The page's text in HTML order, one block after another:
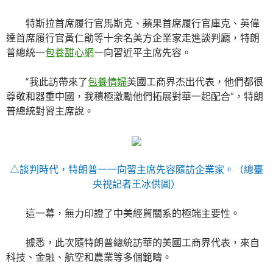
特斯拉首席履行官馬斯克、蘋果首席履行官庫克、英偉
達首席履行官黃仁勛等十余名美方企業家走進談判廳，特朗
普總統一包養甜心網一向習近平主席先容。
“我此訪帶來了包養情婦美國工商界杰出代表，他們都很
尊敬和器重中國，我積極激勵他們拓展對華一起配合”，特朗
普總統對習主席說。
△談判時代，特朗普一一向習主席先容隨訪企業家。（總臺
央視記者王冰供圖）
這一幕，無力印證了中美經貿關系的極端主要性。
據悉，此次隨特朗普總統訪華的美國工商界代表，來自
科技、金融、航空和農業等多個範疇。